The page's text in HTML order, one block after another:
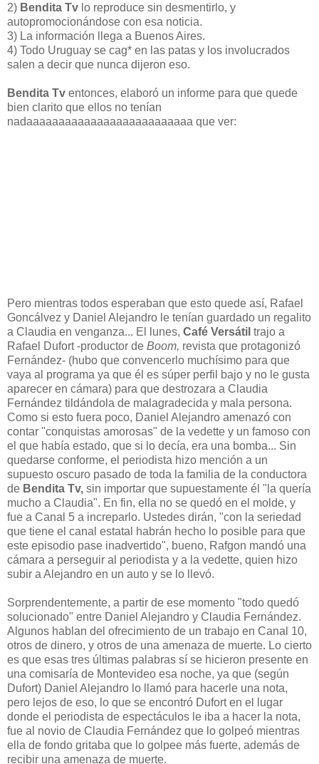
2) Bendita Tv lo reproduce sin desmentirlo, y
autopromocionándose con esa noticia.
3) La información llega a Buenos Aires.
4) Todo Uruguay se cag* en las patas y los involucrados
salen a decir que nunca dijeron eso.
Bendita Tv entonces, elaboró un informe para que quede
bien clarito que ellos no tenían
nadaaaaaaaaaaaaaaaaaaaaaaaaaa que ver:
Pero mientras todos esperaban que esto quede así, Rafael
Goncálvez y Daniel Alejandro le tenían guardado un regalito
a Claudia en venganza... El lunes, Café Versátil trajo a
Rafael Dufort -productor de Boom, revista que protagonizó
Fernández- (hubo que convencerlo muchísimo para que
vaya al programa ya que él es súper perfil bajo y no le gusta
aparecer en cámara) para que destrozara a Claudia
Fernández tildándola de malagradecida y mala persona.
Como si esto fuera poco, Daniel Alejandro amenazó con
contar "conquistas amorosas" de la vedette y un famoso con
el que había estado, que si lo decía, era una bomba... Sin
quedarse conforme, el periodista hizo mención a un
supuesto oscuro pasado de toda la familia de la conductora
de Bendita Tv, sin importar que supuestamente él "la quería
mucho a Claudia". En fin, ella no se quedó en el molde, y
fue a Canal 5 a increparlo. Ustedes dirán, "con la seriedad
que tiene el canal estatal habrán hecho lo posible para que
este episodio pase inadvertido", bueno, Rafgon mandó una
cámara a perseguir al periodista y a la vedette, quien hizo
subir a Alejandro en un auto y se lo llevó.
Sorprendentemente, a partir de ese momento "todo quedó
solucionado" entre Daniel Alejandro y Claudia Fernández.
Algunos hablan del ofrecimiento de un trabajo en Canal 10,
otros de dinero, y otros de una amenaza de muerte. Lo cierto
es que esas tres últimas palabras sí se hicieron presente en
una comisaría de Montevideo esa noche, ya que (según
Dufort) Daniel Alejandro lo llamó para hacerle una nota,
pero lejos de eso, lo que se encontró Dufort en el lugar
donde el periodista de espectáculos le iba a hacer la nota,
fue al novio de Claudia Fernández que lo golpeó mientras
ella de fondo gritaba que lo golpee más fuerte, además de
recibir una amenaza de muerte.